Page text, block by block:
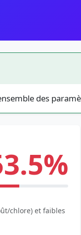
des
chlore) et faibles